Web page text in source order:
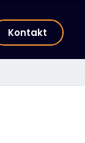
Kontakt